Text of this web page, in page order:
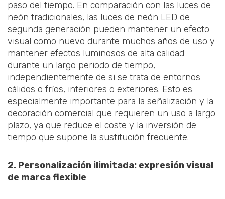
paso del tiempo. En comparación con las luces de
neón tradicionales, las luces de neón LED de
segunda generación pueden mantener un efecto
visual como nuevo durante muchos años de uso y
mantener efectos luminosos de alta calidad
durante un largo periodo de tiempo,
independientemente de si se trata de entornos
cálidos o fríos, interiores o exteriores. Esto es
especialmente importante para la señalización y la
decoración comercial que requieren un uso a largo
plazo, ya que reduce el coste y la inversión de
tiempo que supone la sustitución frecuente.
2. Personalización ilimitada: expresión visual
de marca flexible